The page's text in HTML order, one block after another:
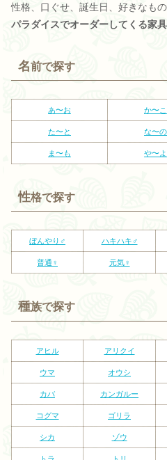
性格、口ぐせ、誕生日、好きなもの
パラダイスでオーダーしてくる家具
名前で探す
あ〜お か〜こ
た〜と な〜の
ま〜も や〜よ
性格で探す
ぼんやり♂ ハキハキ♂
普通♀ 元気♀
種族で探す
アヒル アリクイ
ウマ オウシ
カバ カンガルー
コグマ ゴリラ
シカ ゾウ
トラ トリ